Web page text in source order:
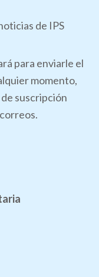
de IPS
para enviarle el
momento,
suscripción